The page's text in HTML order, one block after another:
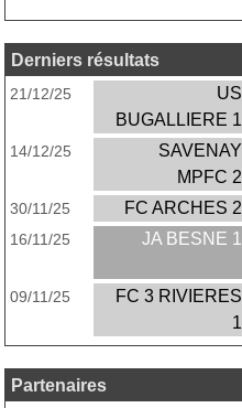
Derniers résultats
21/12/25
US
BUGALLIERE 1
14/12/25
SAVENAY
MPFC 2
30/11/25 FC ARCHES 2
16/11/25 JA BESNE 1
09/11/25
FC 3 RIVIERES
1
Partenaires